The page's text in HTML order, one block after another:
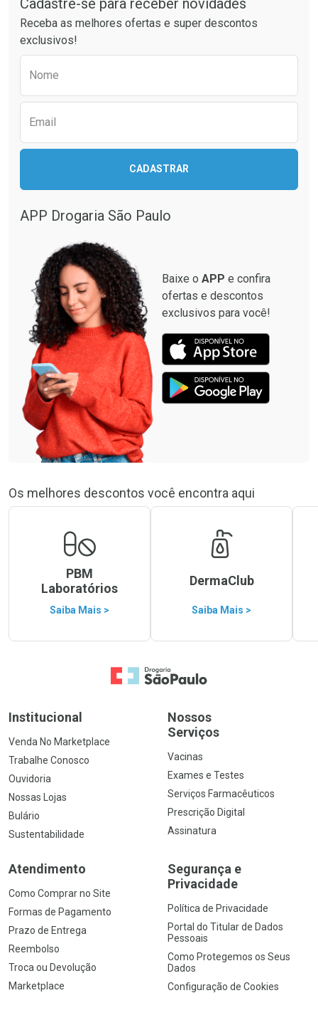
Ativar Desconto
Comprar sem Desconto
Comprar sem Desconto
Por R$ 64,90/cada
Ativar Desconto
Comprar sem Desconto
Comprar sem Desconto
Receba as melhores ofertas e super descontos
exclusivos!
Nome
Email
CADASTRAR
APP Drogaria São Paulo
Baixe o APP e confira
ofertas e descontos
exclusivos para você!
Os melhores descontos você encontra aqui
PBM
Laboratórios
Saiba Mais >
DermaClub
Saiba Mais >
Ir para a Home
Institucional
Venda No Marketplace
Trabalhe Conosco
Ouvidoria
Nossas Lojas
Bulário
Sustentabilidade
Nossos
Serviços
Vacinas
Exames e Testes
Serviços Farmacêuticos
Prescrição Digital
Assinatura
Atendimento
Como Comprar no Site
Formas de Pagamento
Prazo de Entrega
Reembolso
Troca ou Devolução
Marketplace
Segurança e
Privacidade
Política de Privacidade
Portal do Titular de Dados
Pessoais
Como Protegemos os Seus
Dados
Configuração de Cookies